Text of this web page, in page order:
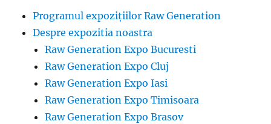
Programul expozițiilor Raw Generation
Despre expozitia noastra
Raw Generation Expo Bucuresti
Raw Generation Expo Cluj
Raw Generation Expo Iasi
Raw Generation Expo Timisoara
Raw Generation Expo Brasov